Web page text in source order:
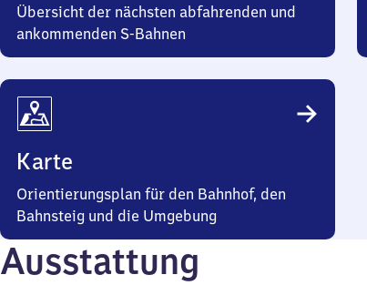
Übersicht der nächsten abfahrenden und
ankommenden S-Bahnen
Karte
Orientierungsplan für den Bahnhof, den
Bahnsteig und die Umgebung
Ausstattung